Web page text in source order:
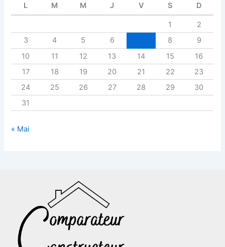
L M M J V S D
1
2
3
4 5 6 8
9
10
11 12 13 14 15
16
17
18 19 20 21 22
23
24
25 26 27 28 29
30
31
« Mai